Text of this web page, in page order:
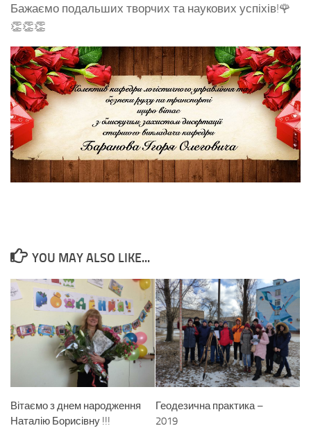
Бажаємо подальших творчих та наукових успіхів!🌹
👏👏👏
YOU MAY ALSO LIKE...
Вітаємо з днем народження
Наталію Борисівну !!!
Геодезична практика –
2019